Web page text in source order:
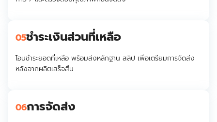
05ชำระเงินส่วนที่เหลือ
โอนชำระยอดที่เหลือ พร้อมส่งหลักฐาน สลิป เพื่อเตรียมการจัดส่ง
หลังจากผลิตเสร็จสิ้น
06การจัดส่ง